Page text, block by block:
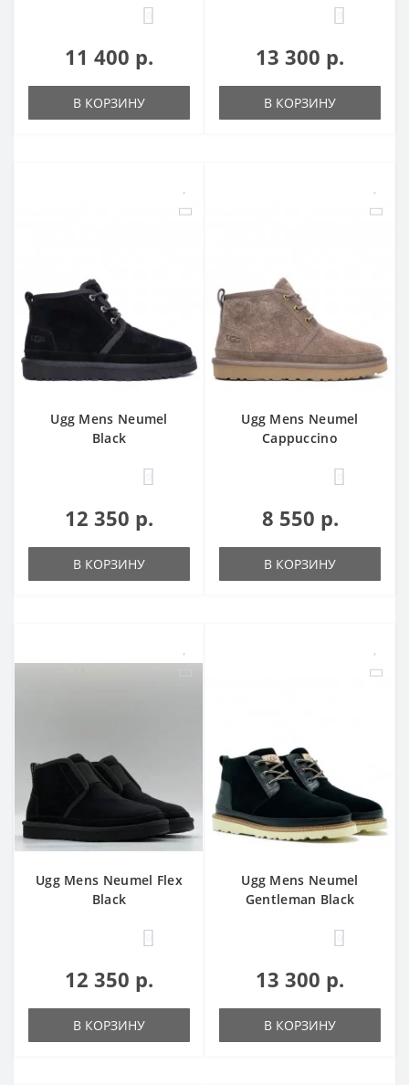
11 400 р.
В КОРЗИНУ
13 300 р.
В КОРЗИНУ
Ugg Mens Neumel
Black
12 350 р.
В КОРЗИНУ
Ugg Mens Neumel
Cappuccino
8 550 р.
В КОРЗИНУ
Ugg Mens Neumel Flex
Black
12 350 р.
В КОРЗИНУ
Ugg Mens Neumel
Gentleman Black
13 300 р.
В КОРЗИНУ